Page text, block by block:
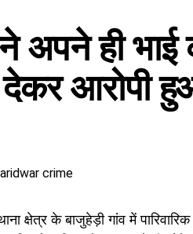
के जरिए खाताधारक के नाम पर
निकाली। इसी रकम से ज्वेलरी
अपने ही भाई
देकर आरोपी
क्षेत्र के बाजुहेड़ी गांव में